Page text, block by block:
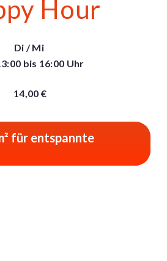
Hour
Di / Mi
bis 16:00 Uhr​
14,00 €
für entspannte